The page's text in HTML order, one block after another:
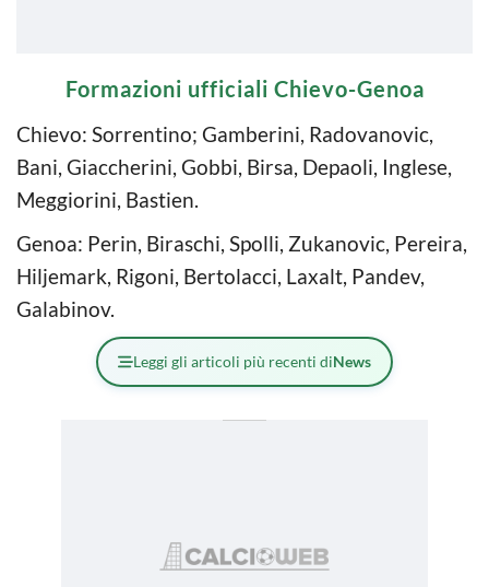
Formazioni ufficiali Chievo-Genoa
Chievo: Sorrentino; Gamberini, Radovanovic,
Bani, Giaccherini, Gobbi, Birsa, Depaoli, Inglese,
Meggiorini, Bastien.
Genoa: Perin, Biraschi, Spolli, Zukanovic, Pereira,
Hiljemark, Rigoni, Bertolacci, Laxalt, Pandev,
Galabinov.
Leggi gli articoli più recenti diNews